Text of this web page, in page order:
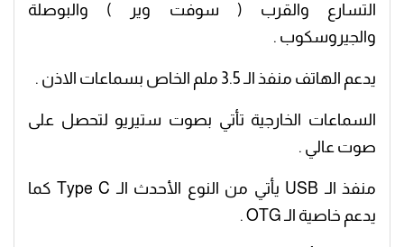
التسارع والقرب ( سوفت وير ) والبوصلة
والجيروسكوب .
يدعم الهاتف منفذ الـ 3.5 ملم الخاص بسماعات الاذن .
السماعات الخارجية تأتي بصوت ستيريو لتحصل على
صوت عالي .
منفذ الـ USB يأتي من النوع الأحدث الـ Type C كما
يدعم خاصية الـ OTG .